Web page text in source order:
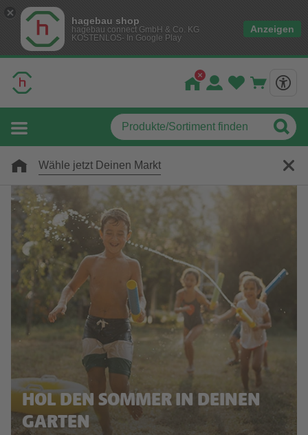
hagebau shop
hagebau connect GmbH & Co. KG
KOSTENLOS- In Google Play
Anzeigen
Wähle jetzt Deinen Markt
HOL DEN SOMMER IN DEINEN
GARTEN